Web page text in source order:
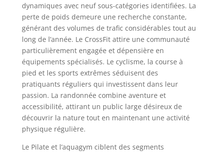
dynamiques avec neuf sous-catégories identifiées. La
perte de poids demeure une recherche constante,
générant des volumes de trafic considérables tout au
long de l’année. Le CrossFit attire une communauté
particulièrement engagée et dépensière en
équipements spécialisés. Le cyclisme, la course à
pied et les sports extrêmes séduisent des
pratiquants réguliers qui investissent dans leur
passion. La randonnée combine aventure et
accessibilité, attirant un public large désireux de
découvrir la nature tout en maintenant une activité
physique régulière.
Le Pilate et l’aquagym ciblent des segments